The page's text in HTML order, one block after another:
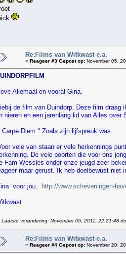
Re:Films van Witkwast e.a.
« Reageer #3 Gepost op: November 05,
Allemaal en vooral Gina.
de film van Duindorp. Deze film
nieren en een jarenlang lid van Alles over
Carpe Diem " Zoals zijn lijfspreuk was.
vele van staan er vele herkennings
De vele poorten die voor ons
Fam Wessles onder onze jeugd zeer
maar gerust. Ik heb doelbewust niet
voor jou. http://www.scheveningen-
Laatste verandering: November 05, 2011, 22:21:48
Re:Films van Witkwast e.a.
« Reageer #4 Gepost op: November 20,